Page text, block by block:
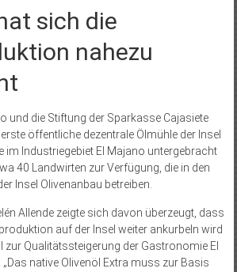
sich die
nahezu
und die Stiftung der Sparkasse Cajasiete
öffentliche dezentrale Ölmühle der Insel
im Industriegebiet El Majano untergebracht
40 Landwirten zur Verfügung, die in den
Insel Olivenanbau betreiben.
Allende zeigte sich davon überzeugt, dass
auf der Insel weiter ankurbeln wird
zur Qualitätssteigerung der Gastronomie El
native Olivenöl Extra muss zur Basis